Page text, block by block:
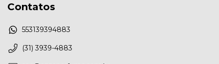
Contatos
553139394883
(31) 3939-4883